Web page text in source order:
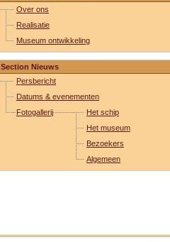
Over ons
Realisatie
Museum ontwikkeling
Section Nieuws
Persbericht
Datums & evenementen
Fotogallerij
Het schip
Het museum
Bezoekers
Algemeen